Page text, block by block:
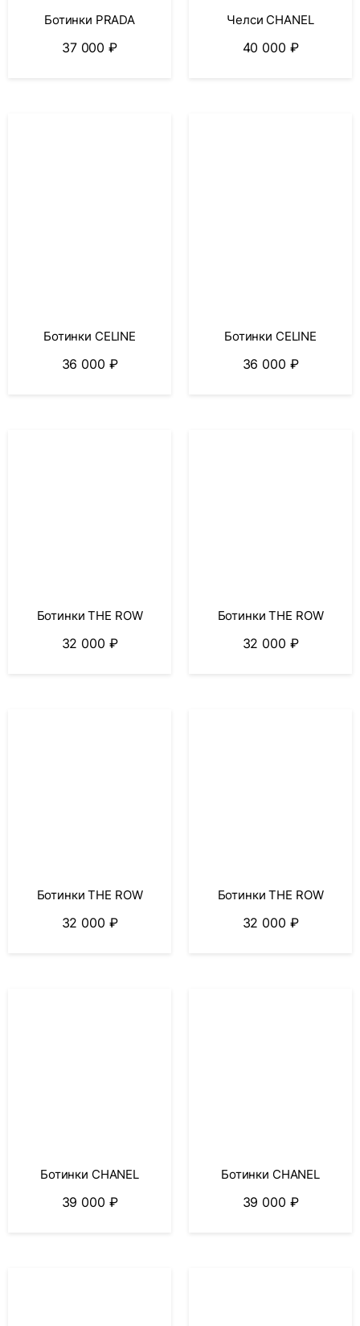
Ботинки PRADA
37 000₽
Челси CHANEL
40 000 ₽
Ботинки CELINE
36 000 ₽
Ботинки CELINE
36 000 ₽
Ботинки THE ROW
32 000 ₽
Ботинки THE ROW
32 000 ₽
Ботинки THE ROW
32 000 ₽
Ботинки THE ROW
32 000 ₽
Ботинки CHANEL
39 000 ₽
Ботинки CHANEL
39 000 ₽